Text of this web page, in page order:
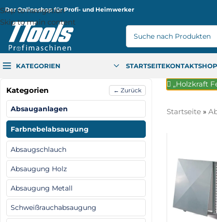
Skip to navigation
Skip to main content
Der Onlineshop für Profi- und Heimwerker
KATEGORIEN STARTSEITEKONTAKTSHOP
Kategorien ← Zurück
Absauganlagen
Farbnebelabsaugung
Absaugschlauch
Absaugung Holz
Absaugung Metall
Schweißrauchabsaugung
„Holzkraft
Startseite»